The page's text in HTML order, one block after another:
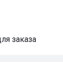
заказа